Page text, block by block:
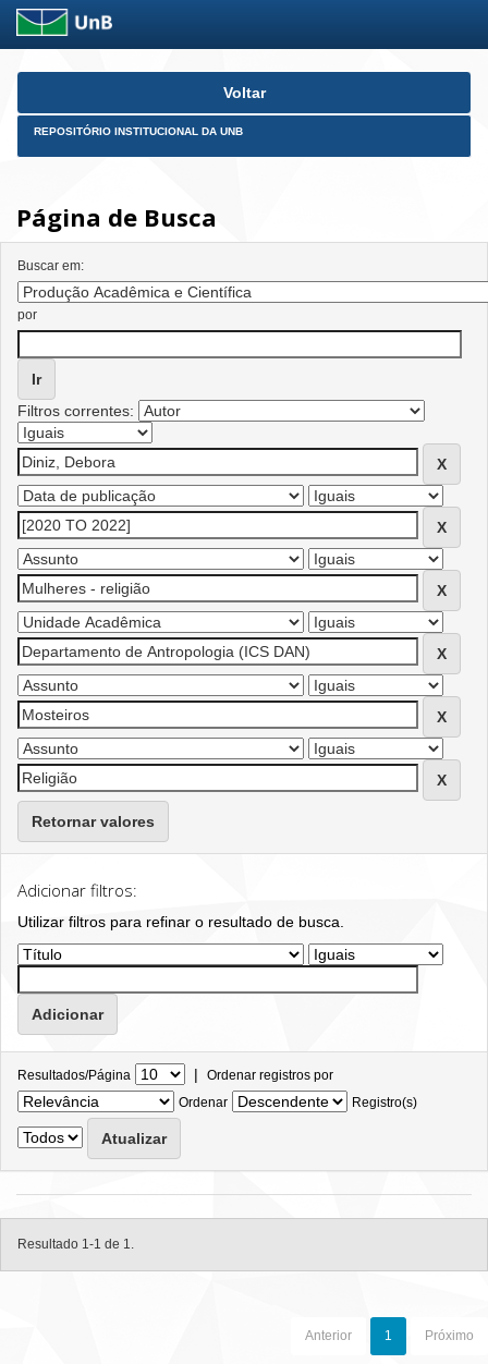
Skip
Voltar
REPOSITÓRIO INSTITUCIONAL DA UNB
Página de Busca
Buscar em:
por
Filtros correntes:
Retornar valores
Adicionar filtros:
Utilizar filtros para refinar o resultado de busca.
Resultados/Página | Ordenar registros por
Ordenar
Registro(s)
Resultado 1-1 de 1.
Anterior 1 Próximo